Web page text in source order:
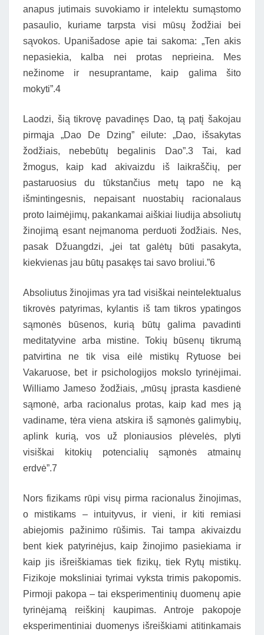
anapus jutimais suvokiamo ir intelektu sumąstomo
pasaulio, kuriame tarpsta visi mūsų žodžiai bei
sąvokos. Upanišadose apie tai sakoma: „Ten akis
nepasiekia, kalba nei protas neprieina. Mes
nežinome ir nesuprantame, kaip galima šito
mokyti”.4
Laodzi, šią tikrovę pavadinęs Dao, tą patį šakojau
pirmąja „Dao De Dzing” eilute: „Dao, išsakytas
žodžiais, nebebūtų begalinis Dao”.3 Tai, kad
žmogus, kaip kad akivaizdu iš laikraščių, per
pastaruosius du tūkstančius metų tapo ne ką
išmintingesnis, nepaisant nuostabių racionalaus
proto laimėjimų, pakankamai aiškiai liudija absoliutų
žinojimą esant neįmanoma perduoti žodžiais. Nes,
pasak Džuangdzi, „jei tat galėtų būti pasakyta,
kiekvienas jau būtų pasakęs tai savo broliui.”6
Absoliutus žinojimas yra tad visiškai neintelektualus
tikrovės patyrimas, kylantis iš tam tikros ypatingos
sąmonės būsenos, kurią būtų galima pavadinti
meditatyvine arba mistine. Tokių būsenų tikrumą
patvirtina ne tik visa eilė mistikų Rytuose bei
Vakaruose, bet ir psichologijos mokslo tyrinėjimai.
Williamo Jameso žodžiais, „mūsų įprasta kasdienė
sąmonė, arba racionalus protas, kaip kad mes ją
vadiname, tėra viena atskira iš sąmonės galimybių,
aplink kurią, vos už ploniausios plėvelės, plyti
visiškai kitokių potencialių sąmonės atmainų
erdvė”.7
Nors fizikams rūpi visų pirma racionalus žinojimas,
o mistikams – intuityvus, ir vieni, ir kiti remiasi
abiejomis pažinimo rūšimis. Tai tampa akivaizdu
bent kiek patyrinėjus, kaip žinojimo pasiekiama ir
kaip jis išreiškiamas tiek fizikų, tiek Rytų mistikų.
Fizikoje moksliniai tyrimai vyksta trimis pakopomis.
Pirmoji pakopa – tai eksperimentinių duomenų apie
tyrinėjamą reiškinį kaupimas. Antroje pakopoje
eksperimentiniai duomenys išreiškiami atitinkamais